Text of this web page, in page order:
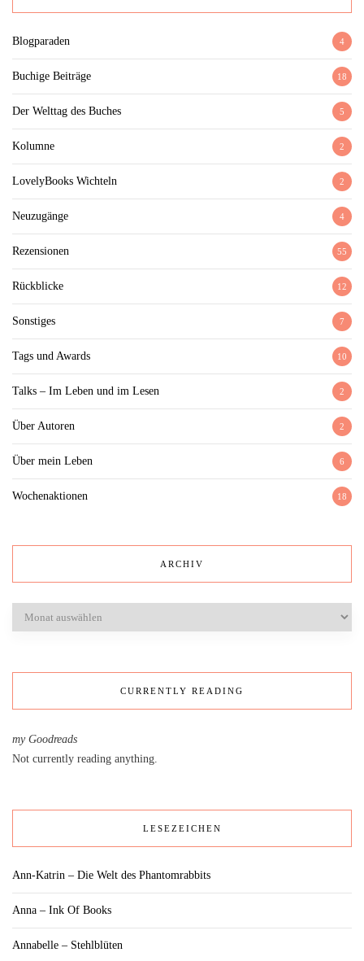
Blogparaden 4
Buchige Beiträge 18
Der Welttag des Buches 5
Kolumne 2
LovelyBooks Wichteln 2
Neuzugänge 4
Rezensionen 55
Rückblicke 12
Sonstiges 7
Tags und Awards 10
Talks – Im Leben und im Lesen 2
Über Autoren 2
Über mein Leben 6
Wochenaktionen 18
ARCHIV
CURRENTLY READING
my Goodreads
Not currently reading anything.
LESEZEICHEN
Ann-Katrin – Die Welt des Phantomrabbits
Anna – Ink Of Books
Annabelle – Stehlblüten